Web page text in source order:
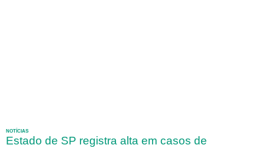
NOTÍCIAS
Estado de SP registra alta em casos de